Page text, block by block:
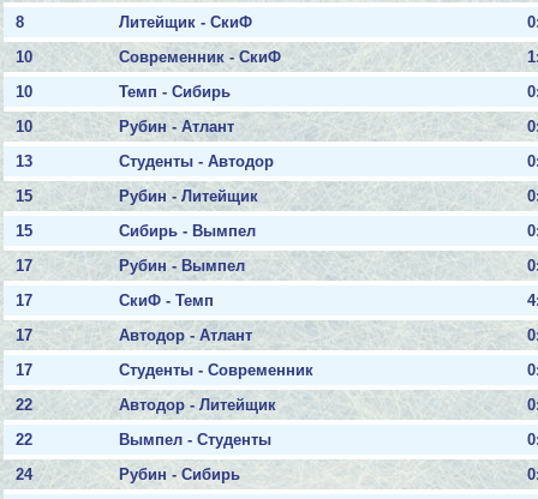
8
Литейщик - СкиФ
10
Современник - СкиФ
10
Темп - Сибирь
10
Рубин - Атлант
13
Студенты - Автодор
15
Рубин - Литейщик
15
Сибирь - Вымпел
17
Рубин - Вымпел
17
СкиФ - Темп
17
Автодор - Атлант
17
Студенты - Современник
22
Автодор - Литейщик
22
Вымпел - Студенты
24
Рубин - Сибирь